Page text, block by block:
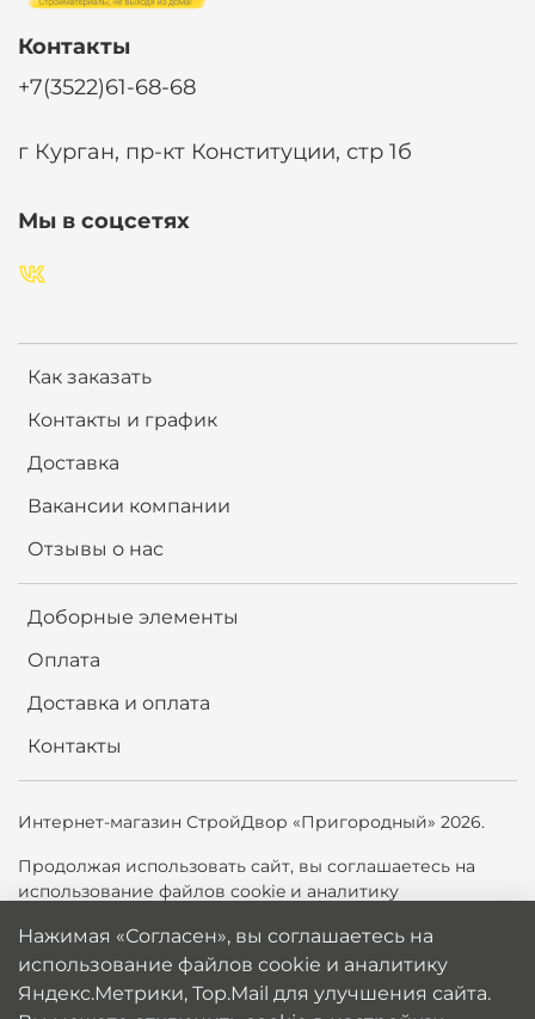
Как заказать
Контакты и график
Доставка
Вакансии компании
Отзывы о нас
Доборные элементы
Оплата
Доставка и оплата
Контакты
Контакты
+7(3522)61-68-68
г Курган, пр-кт Конституции, стр 1б
Мы в соцсетях
Интернет-магазин СтройДвор «Пригородный» 2026.
Продолжая использовать сайт, вы соглашаетесь на
использование файлов cookie и аналитику
можете отключить cookie в настройках браузера.
Политика обработки персональных данных
Нажимая «Согласен», вы соглашаетесь на
использование файлов cookie и аналитику
Яндекс.Метрики, Top.Mail для улучшения сайта.